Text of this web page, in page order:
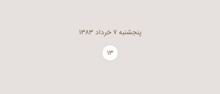
پنجشنبه ۷ خرداد ۱۳۸۳
۱۳